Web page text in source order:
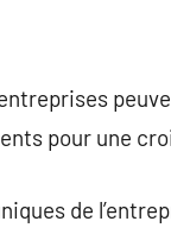
pour une
de